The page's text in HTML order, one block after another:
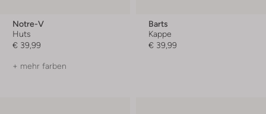
Notre-V
Huts
€ 39,99
+ mehr farben
Barts
Kappe
€ 39,99